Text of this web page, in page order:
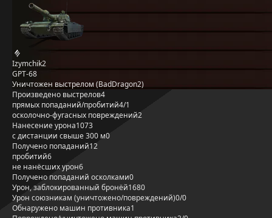
Izymchik2
GPT-68
Уничтожен выстрелом (BadDragon2)
Произведено выстрелов4
прямых попаданий/пробитий4/1
осколочно-фугасных повреждений2
Нанесение урона1073
с дистанции свыше 300 м0
Получено попаданий12
пробитий6
не нанёсших урон6
Получено попаданий осколками0
Урон, заблокированный бронёй1680
Урон союзникам (уничтожено/повреждений)0/0
Обнаружено машин противника1